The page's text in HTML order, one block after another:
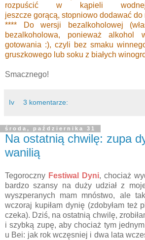
rozpuścić w kąpieli
jeszcze gorącą, stopniowo dodawać
**** Do wersji bezalkoholowej
bezalkoholowa, ponieważ alkohol
gotowania :), czyli bez smaku
gruszkowego lub soku z białych
Smacznego!
Iv 3 komentarze:
środa, października 31
Na ostatnią chwilę: zupa
wanilią
Tegoroczny Festiwal Dyni, chociaż
bardzo szansy na duży udział z
wyszperanych mam mnóstwo, ale
wczoraj kupiłam dynię (zdobyłam też
czeka). Dziś, na ostatnią chwilę,
i szybką zupę, aby chociaż tym
u Bei: jak rok wczęsniej i dwa lata